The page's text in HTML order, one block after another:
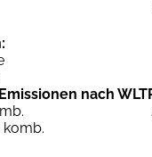
nach
komb.